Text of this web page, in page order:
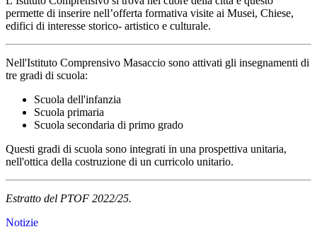
permette di inserire nell’offerta formativa visite ai Musei, Chiese,
edifici di interesse storico- artistico e culturale.
Nell'Istituto Comprensivo Masaccio sono attivati gli insegnamenti di
tre gradi di scuola:
Scuola dell'infanzia
Scuola primaria
Scuola secondaria di primo grado
Questi gradi di scuola sono integrati in una prospettiva unitaria,
nell'ottica della costruzione di un curricolo unitario.
Estratto del PTOF 2022/25.
Notizie